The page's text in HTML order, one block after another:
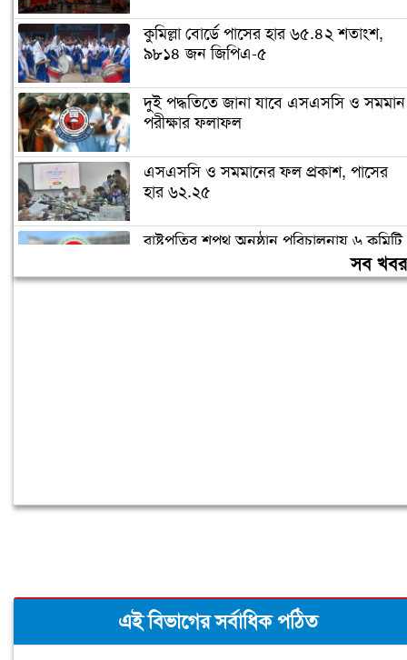
কুমিল্লা বোর্ডে পাসের হার ৬৫.৪২ শতাংশ,
৯৮১৪ জন জিপিএ-৫
দুই পদ্ধতিতে জানা যাবে এসএসসি ও সমমান
পরীক্ষার ফলাফল
এসএসসি ও সমমানের ফল প্রকাশ, পাসের
হার ৬২.২৫
রাষ্ট্রপতির শপথ অনুষ্ঠান পরিচালনায় ৬ কমিটি
সব
এই বিভাগের সর্বাধিক পঠিত